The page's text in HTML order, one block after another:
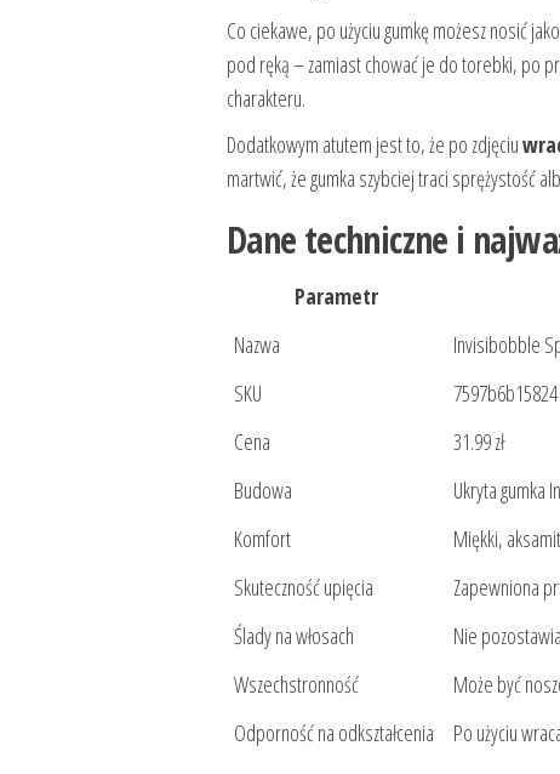
Co ciekawe, po użyciu gumkę możesz nosić jako
pod ręką – zamiast chować je do torebki, po
charakteru.
Dodatkowym atutem jest to, że po zdjęciu
martwić, że gumka szybciej traci sprężystość
Dane techniczne i
Parametr
Nazwa
Invisibobble
SKU
7597b6b15824
Cena
31.99 zł
Budowa
Ukryta gumka
Komfort
Miękki,
Skuteczność upięcia
Zapewniona
Ślady na włosach
Nie
Wszechstronność
Może być
Odporność na odkształcenia
Po użyciu